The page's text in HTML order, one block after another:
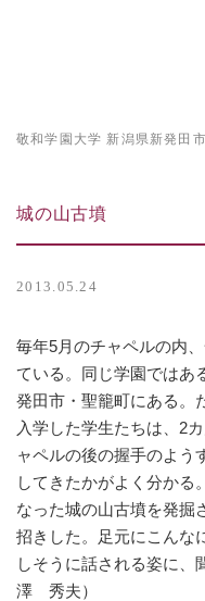
敬和学園大学 新潟県新発田
城の山古墳
2013.05.24
毎年5月のチャペルの内
ている。同じ学園ではあ
発田市・聖籠町にある。
入学した学生たちは、2
ャペルの後の握手のよう
してきたかがよく分かる
なった城の山古墳を発掘
招きした。足元にこんな
しそうに話される姿に、
澤 秀夫）